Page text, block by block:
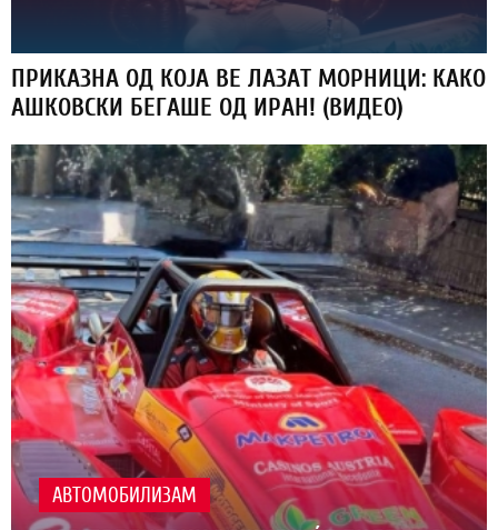
ПРИКАЗНА ОД КОЈА ВЕ ЛАЗАТ МОРНИЦИ: КАКО
АШКОВСКИ БЕГАШЕ ОД ИРАН! (ВИДЕО)
АВТОМОБИЛИЗАМ